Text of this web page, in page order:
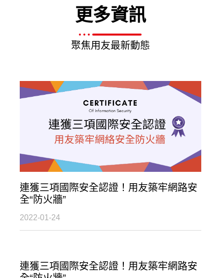
更多資訊
聚焦用友最新動態
連獲三項國際安全認證！用友築牢網路安
全“防火牆”
2022-01-24
連獲三項國際安全認證！用友築牢網路安